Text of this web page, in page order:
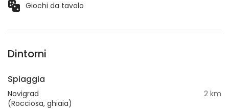
Giochi da tavolo
Dintorni
Spiaggia
Novigrad
(Rocciosa, ghiaia)
2 km